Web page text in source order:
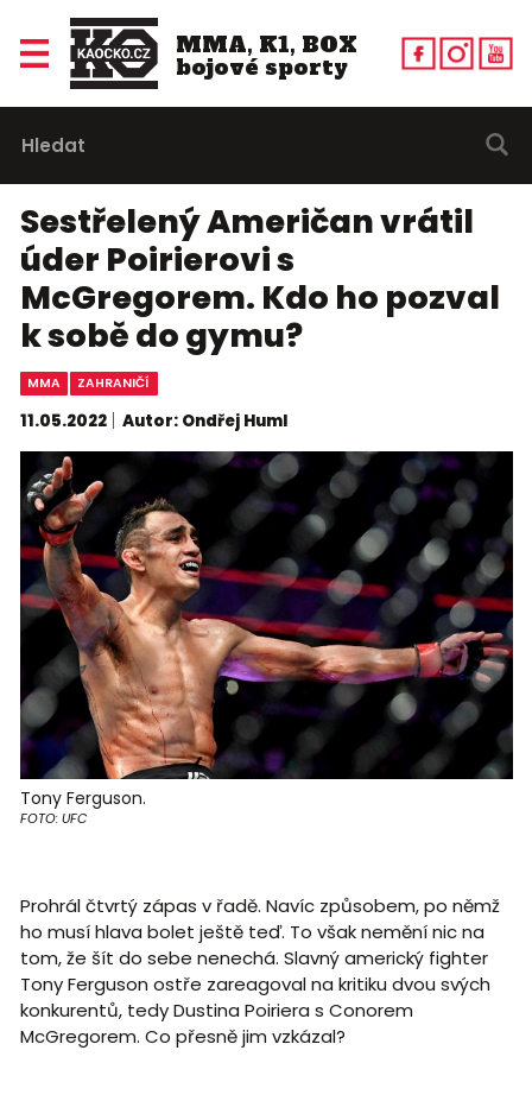
MMA, K1, BOX
bojové sporty
Sestřelený Američan vrátil
úder Poirierovi s
McGregorem. Kdo ho pozval
k sobě do gymu?
MMA ZAHRANIČÍ
11.05.2022 Autor: Ondřej Huml
Tony Ferguson.
FOTO: UFC
Prohrál čtvrtý zápas v řadě. Navíc způsobem, po němž
ho musí hlava bolet ještě teď. To však nemění nic na
tom, že šít do sebe nenechá. Slavný americký fighter
Tony Ferguson ostře zareagoval na kritiku dvou svých
konkurentů, tedy Dustina Poiriera s Conorem
McGregorem. Co přesně jim vzkázal?